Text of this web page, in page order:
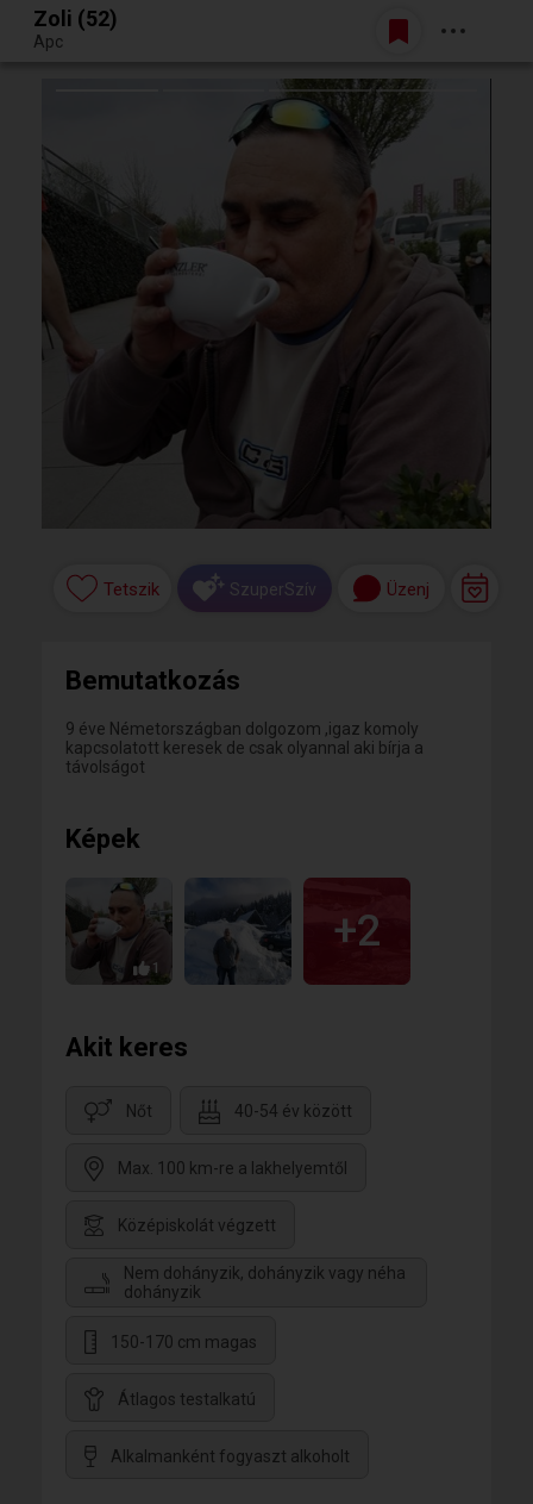
Egy jó randiból bármi lehet.
Belépés
Zoli (52)
Apc
Tetszik SzuperSzív Üzenj
Bemutatkozás
9 éve Németországban dolgozom ,igaz komoly
kapcsolatott keresek de csak olyannal aki bírja a
távolságot
Képek
1
+2
Akit keres
Nőt 40-54 év között
Max. 100 km-re a lakhelyemtől
Középiskolát végzett
Nem dohányzik, dohányzik vagy néha
dohányzik
150-170 cm magas
Átlagos testalkatú
Alkalmanként fogyaszt alkoholt